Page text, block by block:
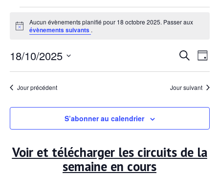
Évènements
for
18
octobre
2025
Notice
Aucun évènements planifié pour 18 octobre 2025. Passer aux
évènements suivants .
et
de
vues
Recherche
de
Jour
18/10/2025
Sélectionnez
uneJour précédent Jour suivant
S’abonner au calendrier
Voir et télécharger les circuits de la
semaine en cours